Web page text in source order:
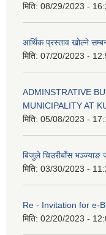
मिति: 08/29/2023 -
आर्थिक प्रस्ताव खोल्ने
मिति: 07/20/2023 -
ADMINSTRATIVE
MUNICIPALITY AT
मिति: 05/08/2023 -
बिजुले चिउरीबाँस
मिति: 03/30/2023 -
Re - Invitation for e-
मिति: 02/20/2023 -